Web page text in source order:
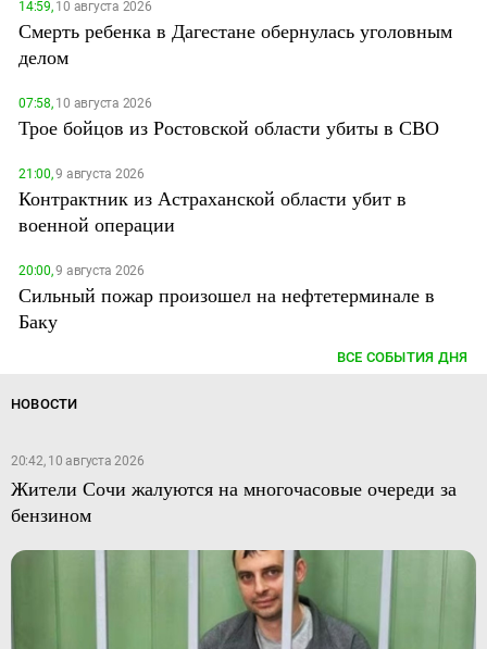
14:59,10 августа 2026
Смерть ребенка в Дагестане обернулась уголовным
делом
07:58,10 августа 2026
Трое бойцов из Ростовской области убиты в СВО
21:00,9 августа 2026
Контрактник из Астраханской области убит в
военной операции
20:00,9 августа 2026
Сильный пожар произошел на нефтетерминале в
Баку
ВСЕ СОБЫТИЯ ДНЯ
НОВОСТИ
20:42, 10 августа 2026
Жители Сочи жалуются на многочасовые очереди за
бензином